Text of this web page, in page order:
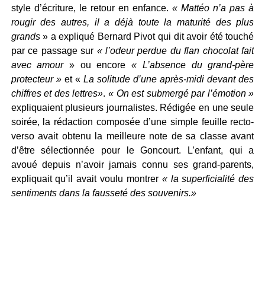
style d’écriture, le retour en enfance.« Mattéo n’a pas à
rougir des autres, il a déjà toute la maturité des plus
grands» a expliqué Bernard Pivot qui dit avoir été touché
par ce passage sur « l’odeur perdue du flan chocolat fait
avec amour» ou encore« L’absence du grand-père
protecteur »et «La solitude d’une après-midi devant des
chiffres et des lettres». « On est submergé par l’émotion »
expliquaient plusieurs journalistes. Rédigée en une seule
soirée, la rédaction composée d’une simple feuille recto-
verso avait obtenu la meilleure note de sa classe avant
d’être sélectionnée pour le Goncourt. L’enfant, qui a
avoué depuis n’avoir jamais connu ses grand-parents,
expliquait qu’il avait voulu montrer « la superficialité des
sentiments dans la fausseté des souvenirs.»